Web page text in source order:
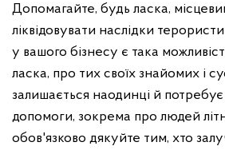
Допомагайте, будь ласка,
ліквідовувати наслідки
у вашого бізнесу є така
ласка, про тих своїх знайомих і
залишається наодинці й
допомоги, зокрема про людей
обов'язково дякуйте тим, хто